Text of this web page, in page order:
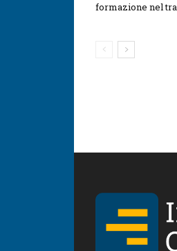
formazione nel